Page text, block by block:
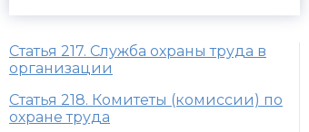
Статья 217. Служба охраны труда в
организации
Статья 218. Комитеты (комиссии) по
охране труда